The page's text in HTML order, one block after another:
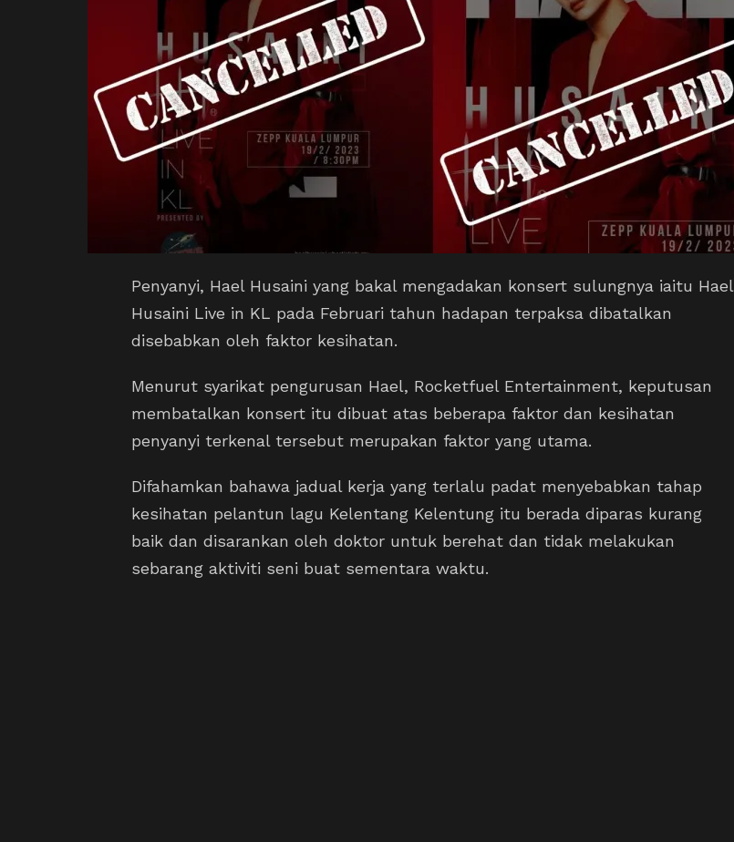
Penyanyi, Hael Husaini yang bakal mengadakan konsert sulungnya iaitu Hael
Husaini Live in KL pada Februari tahun hadapan terpaksa dibatalkan
disebabkan oleh faktor kesihatan.
Menurut syarikat pengurusan Hael, Rocketfuel Entertainment, keputusan
membatalkan konsert itu dibuat atas beberapa faktor dan kesihatan
penyanyi terkenal tersebut merupakan faktor yang utama.
Difahamkan bahawa jadual kerja yang terlalu padat menyebabkan tahap
kesihatan pelantun lagu Kelentang Kelentung itu berada diparas kurang
baik dan disarankan oleh doktor untuk berehat dan tidak melakukan
sebarang aktiviti seni buat sementara waktu.